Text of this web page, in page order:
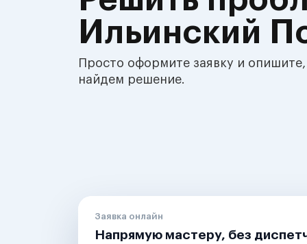
Ильинский
Просто оформите заявку и
найдем решение.
Заявка онлайн
Напрямую мастеру, без